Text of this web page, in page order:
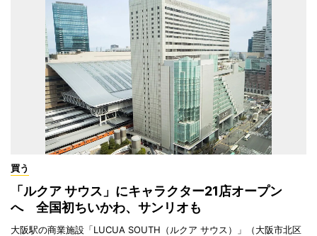
買う
「ルクア サウス」にキャラクター21店オープン
へ 全国初ちいかわ、サンリオも
大阪駅の商業施設「LUCUA SOUTH（ルクア サウス）」（大阪市北区